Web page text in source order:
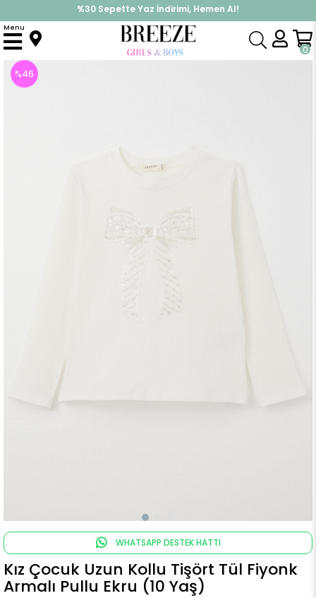
%30 Sepette Yaz İndirimi, Hemen Al!
İndirimlere ek %10 İndirimi Kap, Hemen Üye Ol!
0
Menu
Anasayfa Üst Giyim Uzun Kollu Tişört Kız Çocuk Uzun Kollu Tişört Tül Fiyonk Armalı Pullu Ekru (10 Yaş)
%46
WHATSAPP DESTEK HATTI
Kız Çocuk Uzun Kollu Tişört Tül Fiyonk
Armalı Pullu Ekru (10 Yaş)